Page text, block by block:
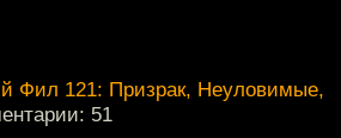
Фил 121: Призрак, Неуловимые,
51